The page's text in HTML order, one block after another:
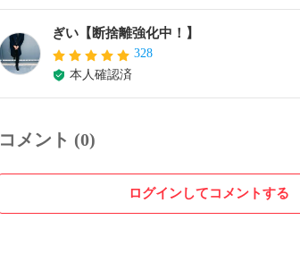
ぎい【断捨離強化中！】
328
本人確認済
コメント (0)
ログインしてコメントする